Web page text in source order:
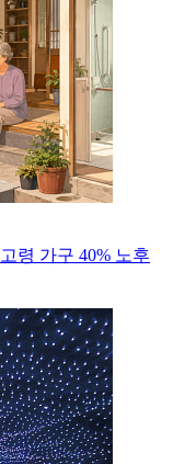
령 가구 40% 노후